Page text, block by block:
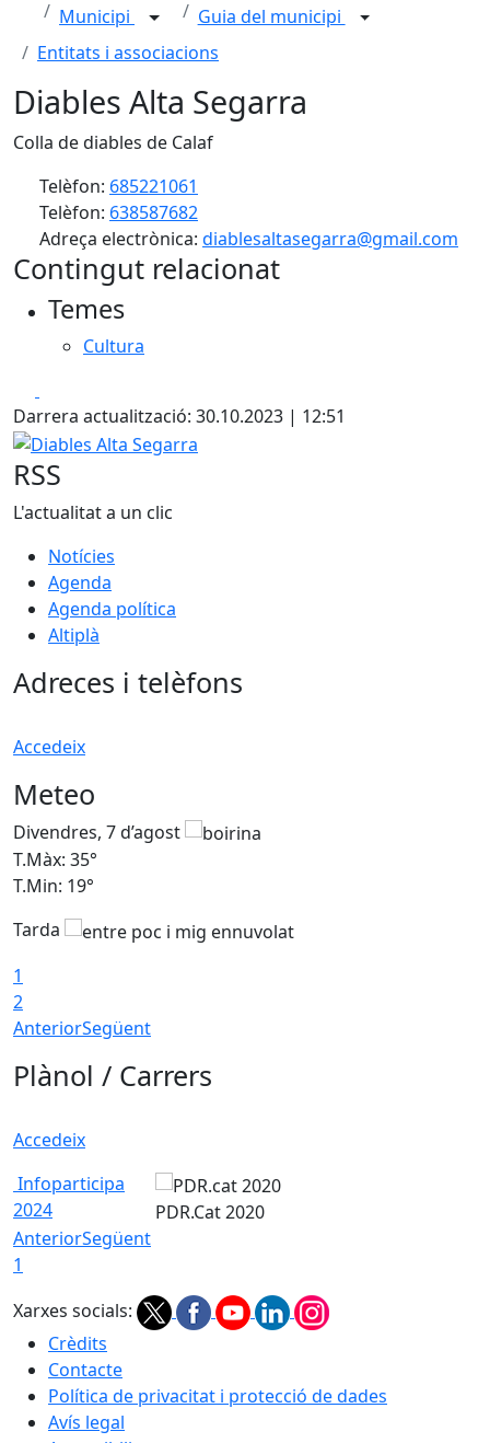
Municipi
Guia del municipi
Entitats i associacions
Diables Alta Segarra
Colla de diables de Calaf
Telèfon: 685221061
Telèfon: 638587682
Adreça electrònica: diablesaltasegarra@gmail.com
Contingut relacionat
Temes
Cultura
Darrera actualització: 30.10.2023 | 12:51
Diables Alta Segarra
RSS
L'actualitat a un clic
Notícies
Agenda
Agenda política
Altiplà
Adreces i telèfons
Accedeix
Meteo
Divendres, 7 d’agost
T.Màx: 35°
T.Min: 19°
Tarda
1
2
AnteriorSegüent
Plànol / Carrers
Accedeix
Infoparticipa
2024
PDR.Cat 2020
AnteriorSegüent
1
Xarxes socials:
Crèdits
Contacte
Política de privacitat i protecció de dades
Avís legal